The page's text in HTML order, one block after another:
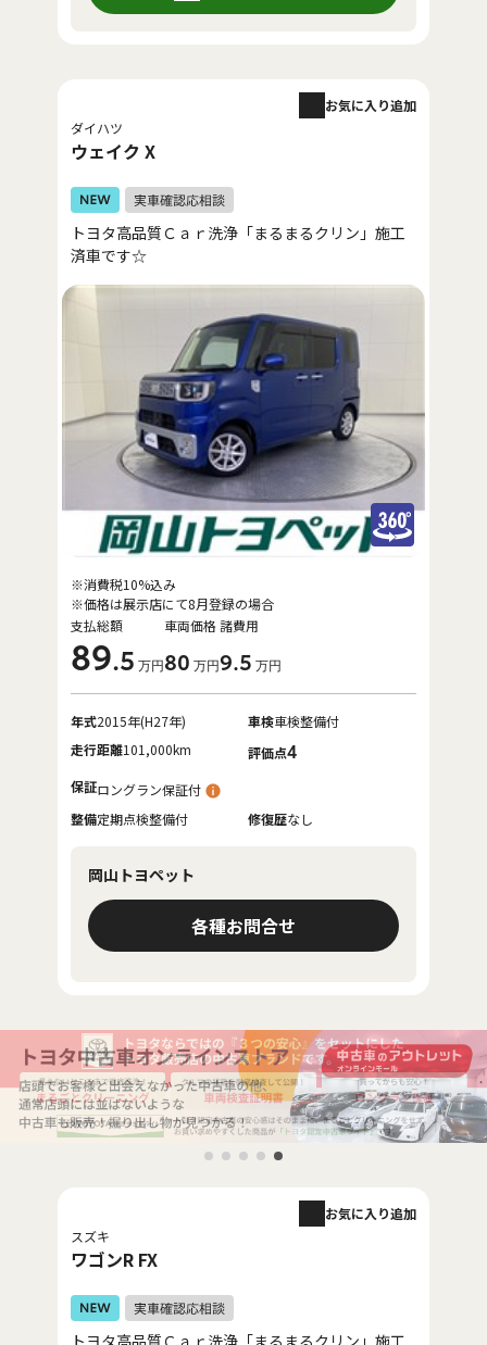
ダイハツ
ウェイク X
お気に入り追加
トヨタ高品質Ｃａｒ洗浄「まるまるクリン」施工
済車です☆
支払総額
89.5 万円
車両価格
80 万円
諸費用
9.5 万円
※消費税10%込み
※価格は展示店にて8月登録の場合
年式2015年(H27年) 車検車検整備付
走行距離101,000km 評価点4
保証ロングラン保証付
整備定期点検整備付 修復歴なし
岡山トヨペット
各種お問合せ
スズキ
ワゴンR FX
お気に入り追加